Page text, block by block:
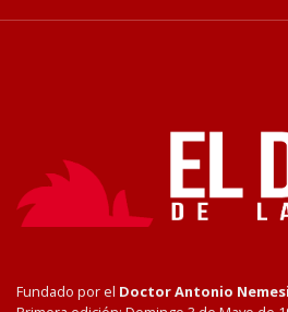
Fundado por el Doctor Antonio